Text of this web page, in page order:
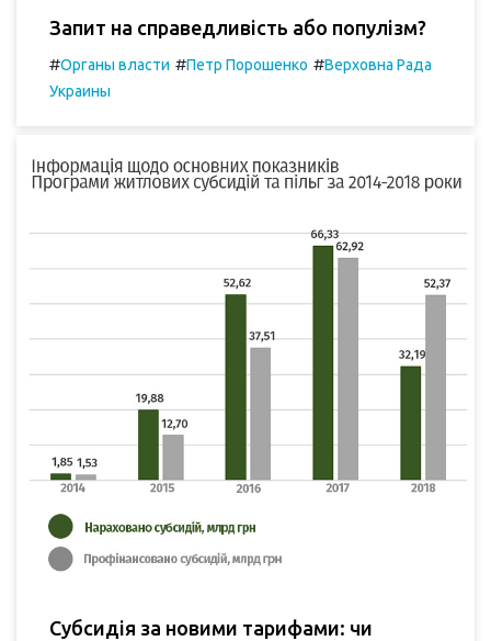
Запит на справедливість або популізм?
#Органы власти #Петр Порошенко #Верховна Рада
Украины
Субсидія за новими тарифами: чи